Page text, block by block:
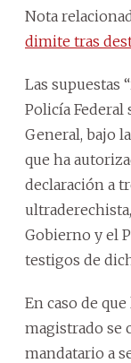
Nota
dimite tras
Las supuestas
Policía Federal
General, bajo
que ha
declaración a
Gobierno y el
testigos de
En caso de
magistrado se
mandatario a